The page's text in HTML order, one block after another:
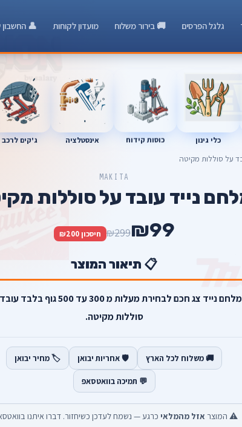
גלגל הפרסים 🚚 בירור משלוח מועדון לקוחות 👤 החשבון
כלי גינון כוסות קידוח אינסטלציה ג'קים לרכב
על סוללות מקיטה
MAKITA
נייד עובד על סוללות
₪99
₪299 חיסכון ₪200
📋 תיאור המוצר
מלחם נייד צג חכם לבחירת מעלות מ 300 עד 500 גוף
סוללות מקיטה.
🚚 משלוח לכל הארץ 🛡️ אחריות יבואן 🏷️ מחיר יבואן
💬 תמיכה בוואטסאפ
⚠️ המוצר אזל מהמלאי כרגע — נשמח לעדכן כשיחזור. דברו איתנו